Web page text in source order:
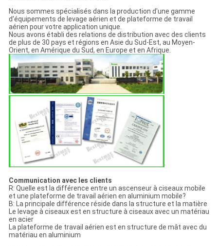
Nous sommes spécialisés dans la production d'une gamme
d'équipements de levage aérien et de plateforme de travail
aérien pour votre application unique.
Nous avons établi des relations de distribution avec des clients
de plus de 30 pays et régions en Asie du Sud-Est, au Moyen-
Orient, en Amérique du Sud, en Europe et en Afrique.
Communication avec les clients
R: Quelle est la différence entre un ascenseur à ciseaux mobile
et une plateforme de travail aérien en aluminium mobile?
B: La principale différence réside dans la structure et la matière
Le levage à ciseaux est en structure à ciseaux avec un matériau
en acier
La plateforme de travail aérien est en structure de mât avec du
matériau en aluminium